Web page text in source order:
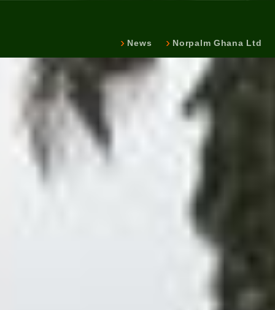
News Norpalm Ghana Ltd